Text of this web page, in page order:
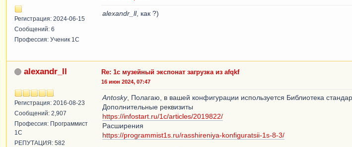
Регистрация: 2024-06-15
Сообщений: 6
Профессия: Ученик 1С
alexandr_ll, как ?)
alexandr_ll
Регистрация: 2016-08-23
Сообщений: 2,907
Профессия: Программист
1С
РЕПУТАЦИЯ: 582
Re: 1с музейный экспонат загрузка из afqkf
16 июн 2024, 07:47
Antosky, Полагаю, в вашей конфигурации используется Библиотека
Дополнительные реквизиты
https://infostart.ru/1c/articles/2019822/
Расширения
https://programmist1s.ru/rasshireniya-konfiguratsii-1s-8-3/